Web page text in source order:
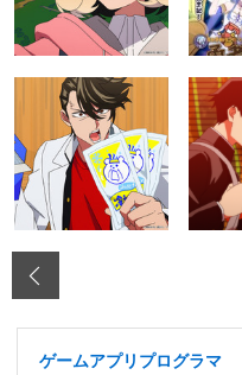
ゲームアプリプログラマ